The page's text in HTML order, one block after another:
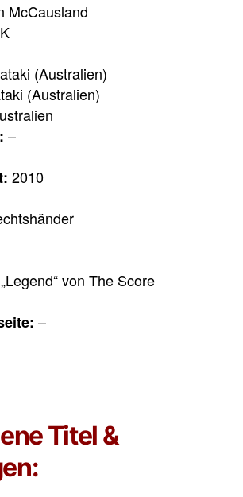
McCausland
(Australien)
(Australien)
–
2010
„Legend“ von The Score
–
Titel &